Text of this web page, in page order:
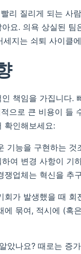
리 질리게 되는 사
요. 의욕 상실된
지는 쇠퇴 사이클
책임을 가집니다.
으로 큰 비용이 들
확인해보세요:
기능을 구현하는
여 변경 사항이 기
업체는 혁신을 추
가 발생했을 때
묶여, 적시에 (혹
았나요? 때로는 증